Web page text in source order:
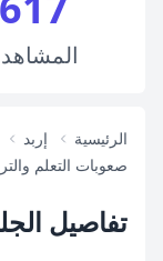
الرئيسية إربد
صعوبات التعلم
تفاصيل